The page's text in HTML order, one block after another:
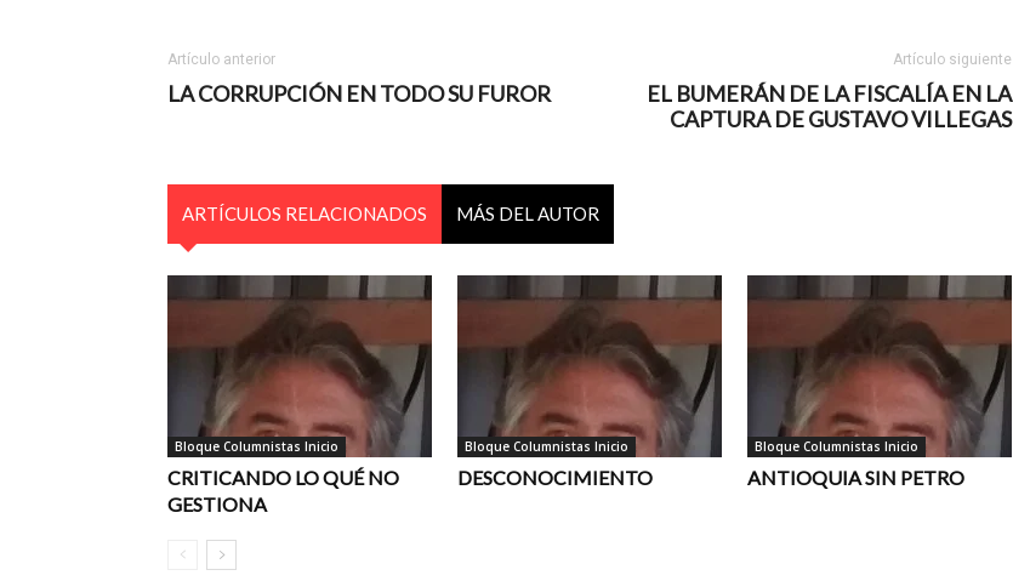
Artículo anterior
LA CORRUPCIÓN EN TODO SU FUROR
Artículo siguiente
EL BUMERÁN DE LA FISCALÍA EN LA
CAPTURA DE GUSTAVO VILLEGAS
ARTÍCULOS RELACIONADOS MÁS DEL AUTOR
Bloque Columnistas Inicio
CRITICANDO LO QUÉ NO
GESTIONA
Bloque Columnistas Inicio
DESCONOCIMIENTO
Bloque Columnistas Inicio
ANTIOQUIA SIN PETRO